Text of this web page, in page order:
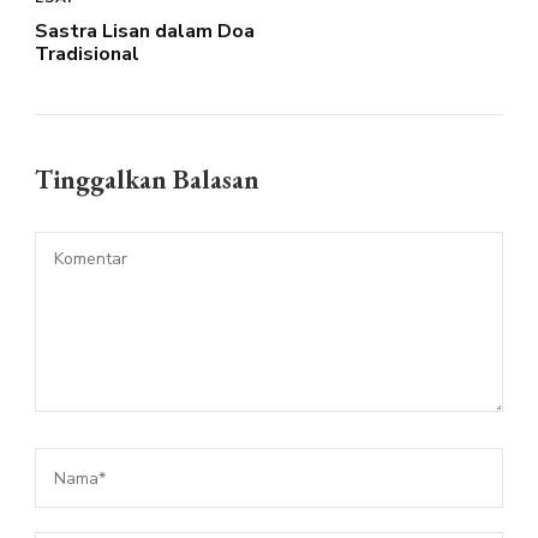
Sastra Lisan dalam Doa
Tradisional
Tinggalkan Balasan